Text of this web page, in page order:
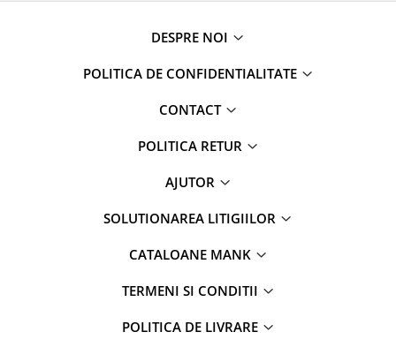
DESPRE NOI
POLITICA DE CONFIDENTIALITATE
CONTACT
POLITICA RETUR
AJUTOR
SOLUTIONAREA LITIGIILOR
CATALOANE MANK
TERMENI SI CONDITII
POLITICA DE LIVRARE